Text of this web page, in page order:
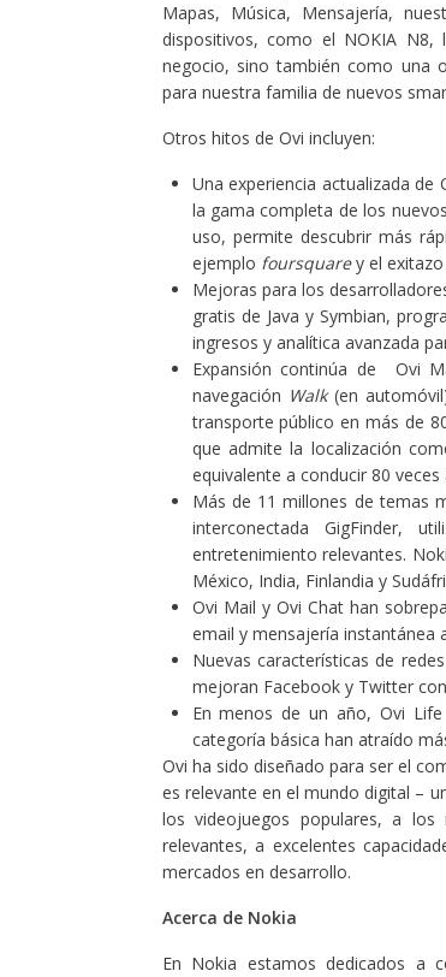
Mapas, Música, Mensajería,
dispositivos, como el NOKIA
negocio, sino también como una
para nuestra familia de nuevos
Otros hitos de Ovi incluyen:
Una experiencia actualizada de
la gama completa de los
uso, permite descubrir más
ejemplo foursquarey el exitazo
Mejoras para los
gratis de Java y Symbian,
ingresos y analítica avanzada
Expansión continúa de
Ovi
navegación Walk(en
transporte público en más de
que admite la localización
equivalente a conducir 80
Más de 11 millones de temas
interconectada GigFinder,
entretenimiento relevantes.
México, India, Finlandia y
Ovi Mail y Ovi Chat han
email y mensajería instantánea
Nuevas características de
mejoran Facebook y Twitter
En menos de un año, Ovi
categoría básica han atraído
Ovi ha sido diseñado para ser el
es relevante en el mundo digital –
los videojuegos populares, a
relevantes, a excelentes
mercados en desarrollo.
Acerca de Nokia
En Nokia estamos dedicados a